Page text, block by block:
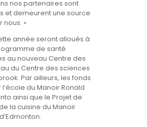
nos partenaires sont
et demeurent une source
»
année seront alloués à
de santé
au nouveau Centre des
du Centre des sciences
Par ailleurs, les fonds
du Manoir Ronald
ainsi que le Projet de
la cuisine du Manoir